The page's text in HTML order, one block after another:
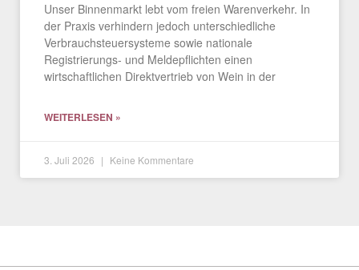
Unser Binnenmarkt lebt vom freien Warenverkehr. In
der Praxis verhindern jedoch unterschiedliche
Verbrauch­steuersysteme sowie nationale
Registrierungs- und Meldepflichten einen
wirtschaftlichen Direktvertrieb von Wein in der
WEITERLESEN »
3. Juli 2026 Keine Kommentare